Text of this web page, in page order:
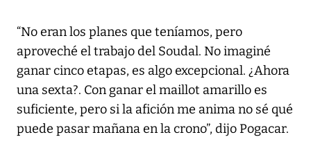
“No eran los planes que teníamos, pero
aproveché el trabajo del Soudal. No imaginé
ganar cinco etapas, es algo excepcional. ¿Ahora
una sexta?. Con ganar el maillot amarillo es
suficiente, pero si la afición me anima no sé qué
puede pasar mañana en la crono”, dijo Pogacar.